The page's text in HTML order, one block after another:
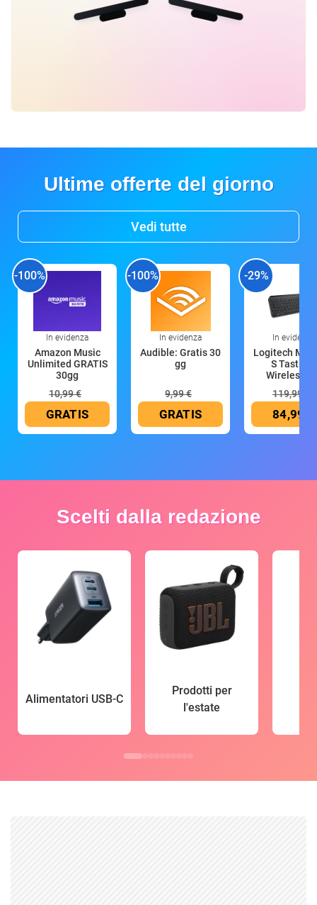
Ultime offerte del giorno
Vedi tutte
-100%
In evidenza
Amazon Music
Unlimited GRATIS
30gg
10,99 €
GRATIS
-100%
In evidenza
Audible: Gratis 30
gg
9,99 €
GRATIS
-29%
In evidenza
Logitech MX
S Tastiera
Wireless
119,99 €
84,99 €
Scelti dalla redazione
Alimentatori USB-C
Prodotti per
l'estate